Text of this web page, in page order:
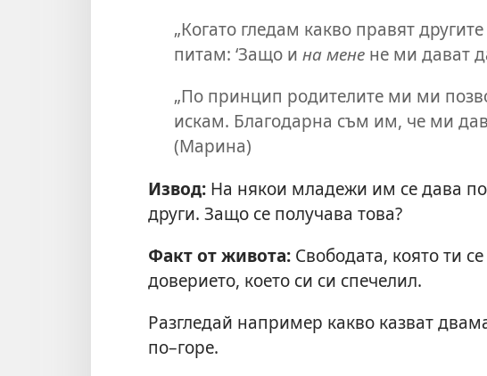
„Когато гледам какво правят
питам: ‘Защо и на менене ми дават
„По принцип родителите ми ми
искам. Благодарна съм им, че ми
(Марина)
Извод: На някои младежи им се дава
други. Защо се получава това?
Факт от живота: Свободата, която ти
доверието, което си си спечелил.
Разгледай например какво казват
по–горе.